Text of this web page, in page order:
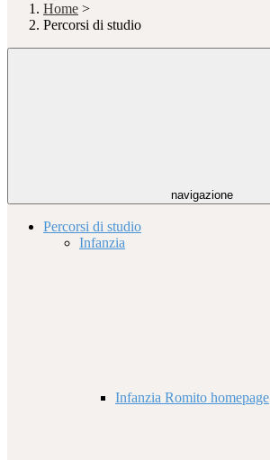
Home >
Percorsi di studio
navigazione
Percorsi di studio
Infanzia
Infanzia Romito homepage